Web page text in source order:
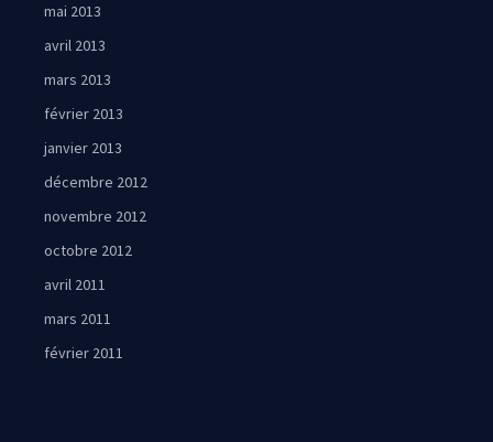
mai 2013
avril 2013
mars 2013
février 2013
janvier 2013
décembre 2012
novembre 2012
octobre 2012
avril 2011
mars 2011
février 2011